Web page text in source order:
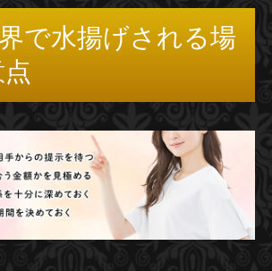
で水揚げされる場